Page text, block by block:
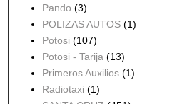
Pando (3)
POLIZAS AUTOS (1)
Potosi (107)
Potosi - Tarija (13)
Primeros Auxilios (1)
Radiotaxi (1)